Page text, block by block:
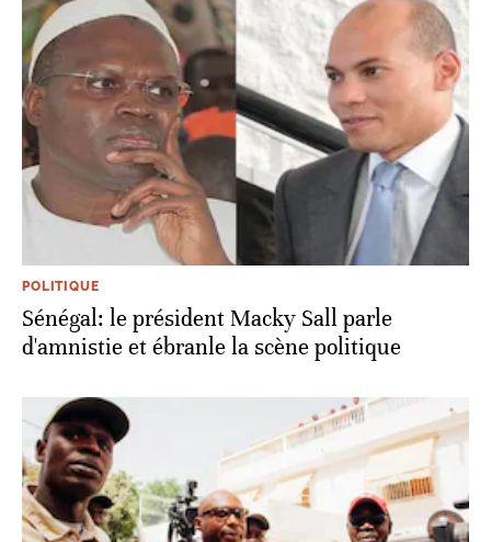
POLITIQUE
Sénégal: le président Macky Sall parle
d'amnistie et ébranle la scène politique